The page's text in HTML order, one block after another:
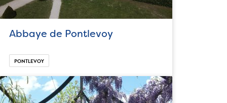
Abbaye de Pontlevoy
PONTLEVOY